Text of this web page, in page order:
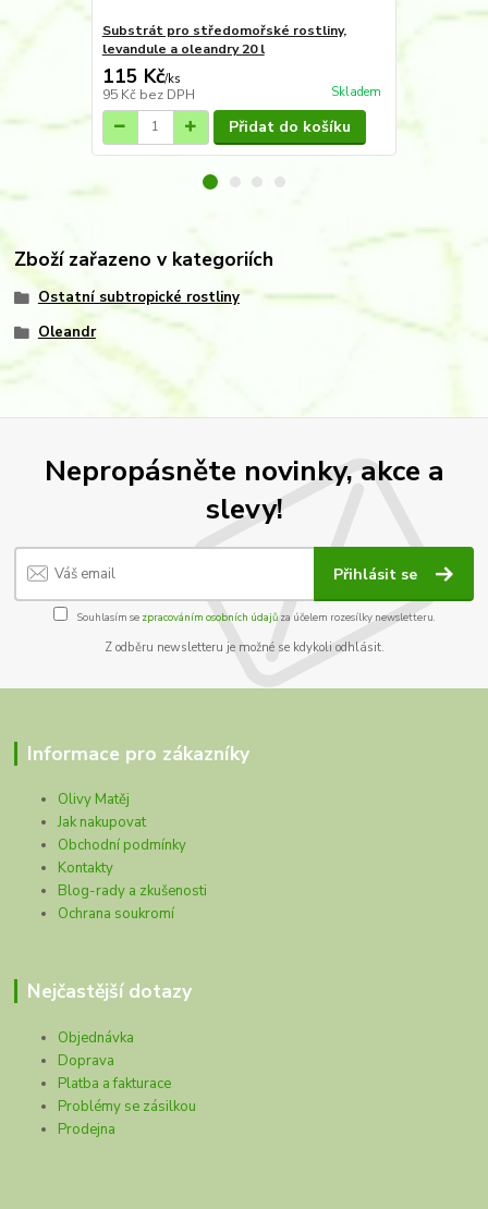
Substrát pro středomořské rostliny,
levandule a oleandry 20 l
115 Kč/ks
95 Kč bez DPH Skladem
Přidat do košíku
Zboží zařazeno v kategoriích
Ostatní subtropické rostliny
Oleandr
Nepropásněte novinky, akce a
slevy!
Přihlásit se
Souhlasím se zpracováním osobních údajůza účelem rozesílky newsletteru.
Z odběru newsletteru je možné se kdykoli odhlásit.
Informace pro zákazníky
Olivy Matěj
Jak nakupovat
Obchodní podmínky
Kontakty
Blog-rady a zkušenosti
Ochrana soukromí
Nejčastější dotazy
Objednávka
Doprava
Platba a fakturace
Problémy se zásilkou
Prodejna